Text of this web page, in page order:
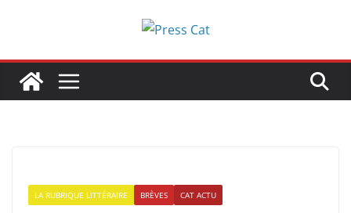
LA RUBRIQUE LITTÉRAIRE BRÈVES CAT ACTU